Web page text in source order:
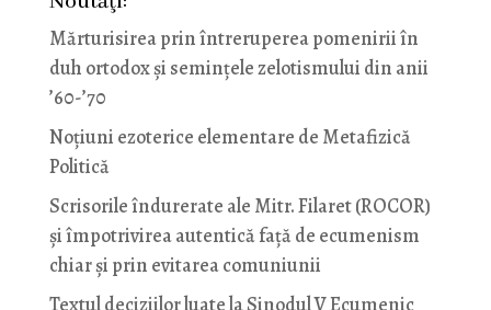
Mărturisirea prin întreruperea pomenirii în
duh ortodox și semințele zelotismului din anii
’60-’70
Noţiuni ezoterice elementare de Metafizică
Politică
Scrisorile îndurerate ale Mitr. Filaret (ROCOR)
și împotrivirea autentică față de ecumenism
chiar și prin evitarea comuniunii
Textul deciziilor luate la Sinodul V Ecumenic